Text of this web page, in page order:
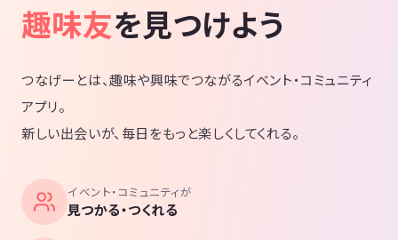
趣味友を見つけよう
つなげーとは、趣味や興味でつながるイベント・コミュニティ
アプリ。
新しい出会いが、毎日をもっと楽しくしてくれる。
イベント・コミュニティが
見つかる・つくれる